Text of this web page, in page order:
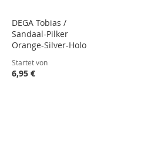
DEGA Tobias /
Sandaal-Pilker
Orange-Silver-Holo
Startet von
6,95 €